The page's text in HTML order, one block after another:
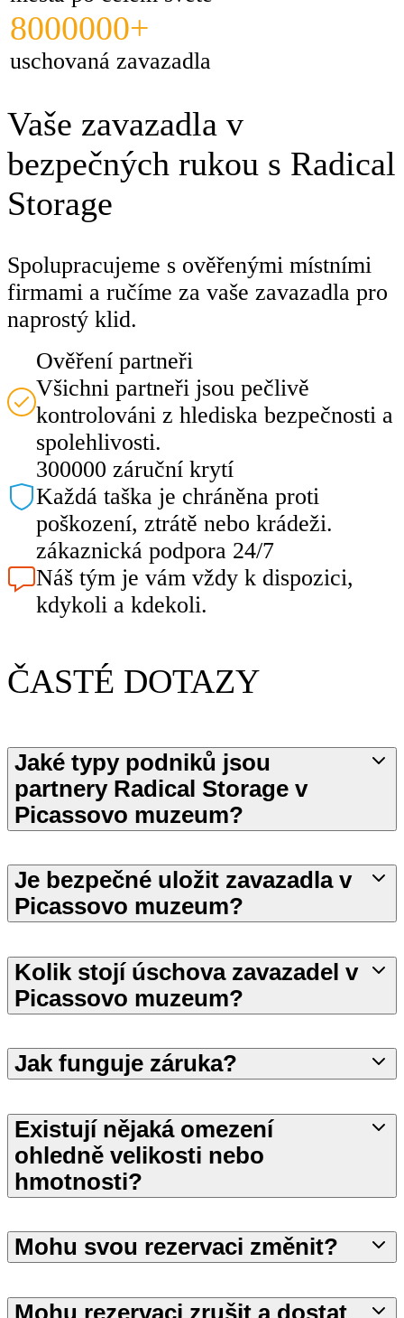
8000000+
uschovaná zavazadla
Vaše zavazadla v
bezpečných rukou s Radical
Storage
Spolupracujeme s ověřenými místními
firmami a ručíme za vaše zavazadla pro
naprostý klid.
Ověření partneři
Všichni partneři jsou pečlivě
kontrolováni z hlediska bezpečnosti a
spolehlivosti.
300000 záruční krytí
Každá taška je chráněna proti
poškození, ztrátě nebo krádeži.
zákaznická podpora 24/7
Náš tým je vám vždy k dispozici,
kdykoli a kdekoli.
ČASTÉ DOTAZY
Jaké typy podniků jsou
partnery Radical Storage v
Picassovo muzeum?
Je bezpečné uložit zavazadla v
Picassovo muzeum?
Kolik stojí úschova zavazadel v
Picassovo muzeum?
Jak funguje záruka?
Existují nějaká omezení
ohledně velikosti nebo
hmotnosti?
Mohu svou rezervaci změnit?
Mohu rezervaci zrušit a dostat